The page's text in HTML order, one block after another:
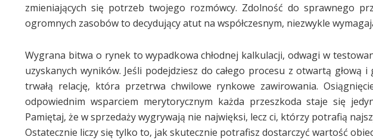
zmieniających się potrzeb twojego rozmówcy. Zdolność do sprawnego
ogromnych zasobów to decydujący atut na współczesnym, niezwykle
Wygrana bitwa o rynek to wypadkowa chłodnej kalkulacji, odwagi w
uzyskanych wyników. Jeśli podejdziesz do całego procesu z otwartą
trwałą relację, która przetrwa chwilowe rynkowe zawirowania.
odpowiednim wsparciem merytorycznym każda przeszkoda staje się
Pamiętaj, że w sprzedaży wygrywają nie najwięksi, lecz ci, którzy potrafią
Ostatecznie liczy się tylko to, jak skutecznie potrafisz dostarczyć wartość